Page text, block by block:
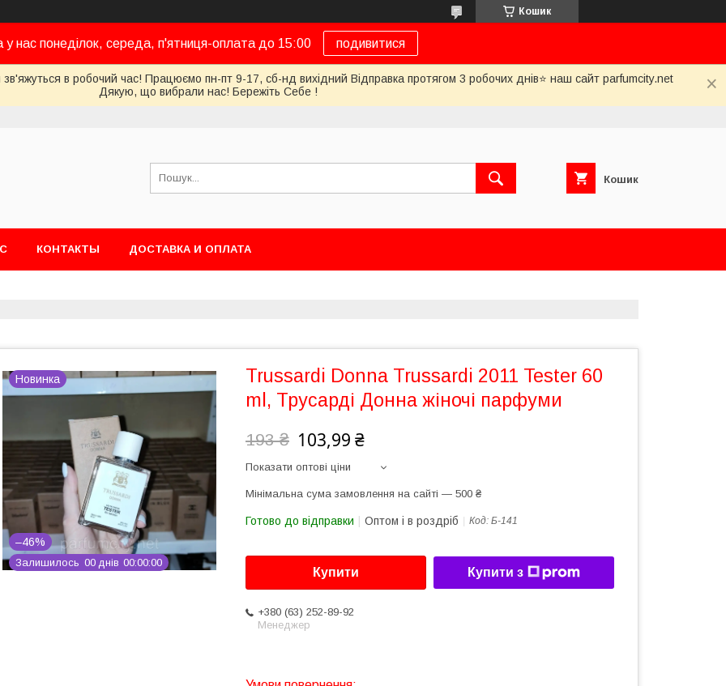
Кошик
у нас понеділок, середа, п'ятниця-оплата до 15:00 подивитися
в робочий час! Працюємо пн-пт 9-17, сб-нд вихідний Відправка протягом 3 робочих днів⭐ наш сайт parfumcity.net
Дякую, що вибрали нас! Бережіть Себе !
Кошик
КОНТАКТЫ ДОСТАВКА И ОПЛАТА
Новинка
–46%
Залишилось 00 днів 00 00 00
Trussardi Donna Trussardi 2011 Tester 60
ml, Трусарді Донна жіночі парфуми
193 ₴ 103,99 ₴
Показати оптові ціни
Мінімальна сума замовлення на сайті — 500 ₴
Готово до відправки Оптом і в роздріб Код: Б-141
Купити Купити з
+380 (63) 252-89-92
Менеджер